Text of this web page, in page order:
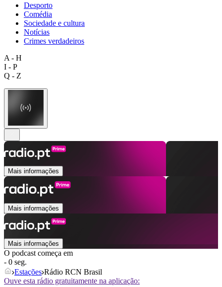
Desporto
Comédia
Sociedade e cultura
Notícias
Crimes verdadeiros
A - H
I - P
Q - Z
Mais informações
Mais informações
Mais informações
O podcast começa em
- 0 seg.
Estações Rádio RCN Brasil
Ouve esta rádio gratuitamente na aplicação: